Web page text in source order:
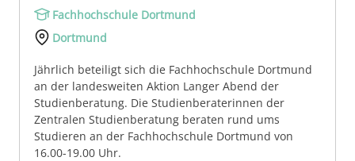
Fachhochschule Dortmund
Dortmund
Jährlich beteiligt sich die Fachhochschule Dortmund
an der landesweiten Aktion Langer Abend der
Studienberatung. Die Studienberaterinnen der
Zentralen Studienberatung beraten rund ums
Studieren an der Fachhochschule Dortmund von
16.00-19.00 Uhr.